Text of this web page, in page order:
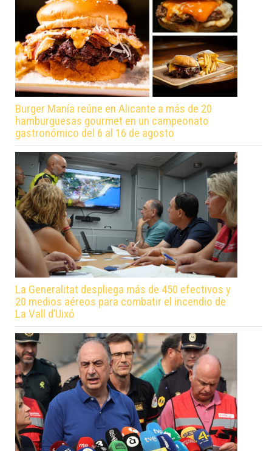
Burger Manía reúne en Alicante a más de 20
hamburguesas gourmet en un campeonato
gastronómico del 6 al 16 de agosto
La Generalitat despliega más de 450 efectivos y
20 medios aéreos para combatir el incendio de
La Vall d’Uixó